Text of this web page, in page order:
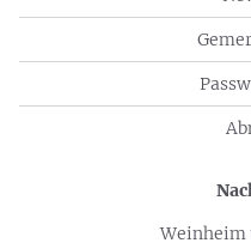
Weinheim